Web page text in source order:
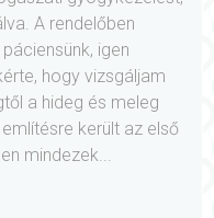
A rendelőben
igen
hogy vizsgáljam
a hideg és meleg
került az első
mindezek...